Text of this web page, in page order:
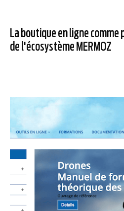
La boutique en ligne
de l'écosystème MERMOZ